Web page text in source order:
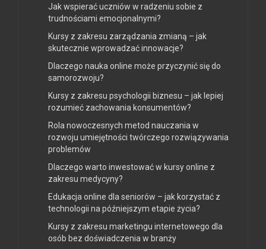
Jak wspierać uczniów w radzeniu sobie z
trudnościami emocjonalnymi?
Kursy z zakresu zarządzania zmianą – jak
skutecznie wprowadzać innowacje?
Dlaczego nauka online może przyczynić się do
samorozwoju?
Kursy z zakresu psychologii biznesu – jak lepiej
rozumieć zachowania konsumentów?
Rola nowoczesnych metod nauczania w
rozwoju umiejętności twórczego rozwiązywania
problemów
Dlaczego warto inwestować w kursy online z
zakresu medycyny?
Edukacja online dla seniorów – jak korzystać z
technologii na późniejszym etapie życia?
Kursy z zakresu marketingu internetowego dla
osób bez doświadczenia w branży